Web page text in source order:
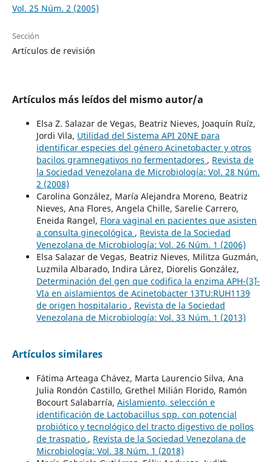
Vol. 25 Núm. 2 (2005)
Sección
Artículos de revisión
Artículos más leídos del mismo autor/a
Elsa Z. Salazar de Vegas, Beatriz Nieves, Joaquín Ruíz,
Jordi Vila, Utilidad del Sistema API 20NE para
identificar especies del género Acinetobacter y otros
bacilos gramnegativos no fermentadores , Revista de
la Sociedad Venezolana de Microbiología: Vol. 28 Núm.
2 (2008)
Carolina González, María Alejandra Moreno, Beatriz
Nieves, Ana Flores, Angela Chille, Sarelie Carrero,
Eneida Rangel, Flora vaginal en pacientes que asisten
a consulta ginecológica , Revista de la Sociedad
Venezolana de Microbiología: Vol. 26 Núm. 1 (2006)
Elsa Salazar de Vegas, Beatriz Nieves, Militza Guzmán,
Luzmila Albarado, Indira Lárez, Diorelis González,
Determinación del gen que codifica la enzima APH-(3´)-
VIa en aislamientos de Acinetobacter 13TU:RUH1139
de origen hospitalario , Revista de la Sociedad
Venezolana de Microbiología: Vol. 33 Núm. 1 (2013)
Artículos similares
Fátima Arteaga Chávez, Marta Laurencio Silva, Ana
Julia Rondón Castillo, Grethel Milián Florido, Ramón
Bocourt Salabarría, Aislamiento, selección e
identificación de Lactobacillus spp. con potencial
probiótico y tecnológico del tracto digestivo de pollos
de traspatio , Revista de la Sociedad Venezolana de
Microbiología: Vol. 38 Núm. 1 (2018)